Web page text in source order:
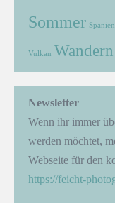
Sommer Spanien
Vulkan Wandern
Newsletter
Wenn ihr immer
werden möchtet,
Webseite für den
https://feicht-